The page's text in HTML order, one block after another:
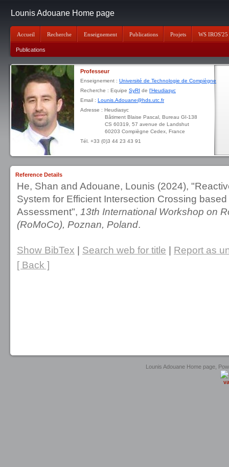
Accueil Recherche Enseignement Publications Projets WS IROS'25
Publications
Lounis Adouane Home page
Professeur
Enseignement : Université de Technologie de Compiègne
Recherche : Equipe SyRI de l'Heudiasyc
Email : Lounis.Adouane@hds.utc.fr
Adresse : Heudiasyc
Bâtiment Blaise Pascal, Bureau GI-138
CS 60319, 57 avenue de Landshut
60203 Compiègne Cedex, France
Tél. +33 (0)3 44 23 43 91
Reference Details
He, Shan and Adouane, Lounis (2024),
System for Efficient Intersection Crossing
Assessment", 13th International Workshop on
(RoMoCo), Poznan, Poland.
Show BibTex | Search web for title | Report as
[ Back ]
Lounis Adouane Home page,